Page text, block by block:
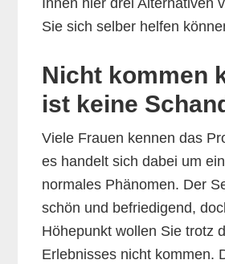
Ihnen hier drei Alternativen
Sie sich selber helfen
Nicht kommen
ist keine
Viele Frauen kennen das
es handelt sich dabei um
normales Phänomen. Der
schön und befriedigend,
Höhepunkt wollen Sie trotz
Erlebnisses nicht kommen.